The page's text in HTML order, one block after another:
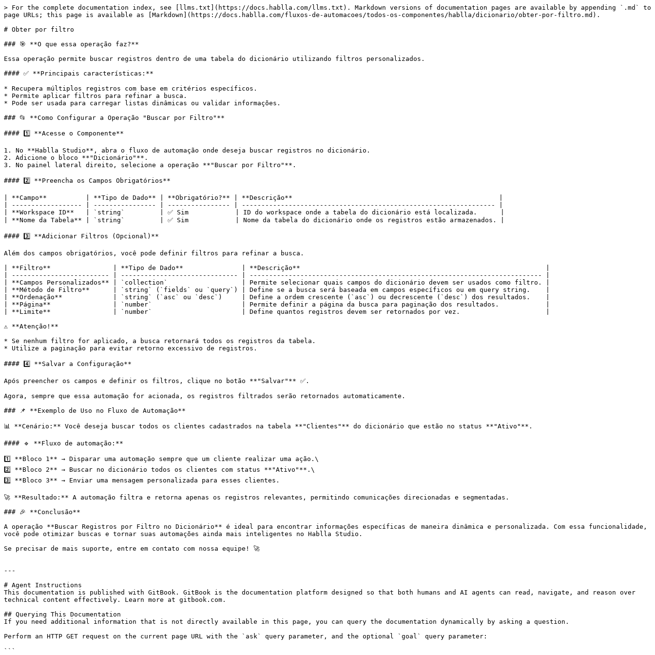
> For the complete documentation index, see [llms.txt](https://docs.hablla.com/llms.txt). Markdown versions of documentation pages are available by appending `.md` to
page URLs; this page is available as [Markdown](https://docs.hablla.com/fluxos-de-automacoes/todos-os-componentes/hablla/dicionario/obter-por-filtro.md).
# Obter por filtro
### 🎯 **O que essa operação faz?**
Essa operação permite buscar registros dentro de uma tabela do dicionário utilizando filtros personalizados.
#### ✅ **Principais características:**
* Recupera múltiplos registros com base em critérios específicos.
* Permite aplicar filtros para refinar a busca.
* Pode ser usada para carregar listas dinâmicas ou validar informações.
### 📂 **Como Configurar a Operação "Buscar por Filtro"**
#### 1️⃣ **Acesse o Componente**
1. No **Hablla Studio**, abra o fluxo de automação onde deseja buscar registros no dicionário.
2. Adicione o bloco **"Dicionário"**.
3. No painel lateral direito, selecione a operação **"Buscar por Filtro"**.
#### 2️⃣ **Preencha os Campos Obrigatórios**
| **Campo**          | **Tipo de Dado** | **Obrigatório?** | **Descrição**                                                     |
| ------------------ | ---------------- | ---------------- | ----------------------------------------------------------------- |
| **Workspace ID**   | `string`         | ✅ Sim            | ID do workspace onde a tabela do dicionário está localizada.      |
| **Nome da Tabela** | `string`         | ✅ Sim            | Nome da tabela do dicionário onde os registros estão armazenados. |
#### 3️⃣ **Adicionar Filtros (Opcional)**
Além dos campos obrigatórios, você pode definir filtros para refinar a busca.
| **Filtro**                | **Tipo de Dado**               | **Descrição**                                                               |
| ------------------------- | ------------------------------ | --------------------------------------------------------------------------- |
| **Campos Personalizados** | `collection`                   | Permite selecionar quais campos do dicionário devem ser usados como filtro. |
| **Método de Filtro**      | `string` (`fields` ou `query`) | Define se a busca será baseada em campos específicos ou em query string.    |
| **Ordenação**             | `string` (`asc` ou `desc`)     | Define a ordem crescente (`asc`) ou decrescente (`desc`) dos resultados.    |
| **Página**                | `number`                       | Permite definir a página da busca para paginação dos resultados.            |
| **Limite**                | `number`                       | Define quantos registros devem ser retornados por vez.                      |
⚠️ **Atenção!**
* Se nenhum filtro for aplicado, a busca retornará todos os registros da tabela.
* Utilize a paginação para evitar retorno excessivo de registros.
#### 4️⃣ **Salvar a Configuração**
Após preencher os campos e definir os filtros, clique no botão **"Salvar"** ✅.
Agora, sempre que essa automação for acionada, os registros filtrados serão retornados automaticamente.
### 📌 **Exemplo de Uso no Fluxo de Automação**
📊 **Cenário:** Você deseja buscar todos os clientes cadastrados na tabela **"Clientes"** do dicionário que estão no status **"Ativo"**.
#### 🔹 **Fluxo de automação:**
1️⃣ **Bloco 1** → Disparar uma automação sempre que um cliente realizar uma ação.\
2️⃣ **Bloco 2** → Buscar no dicionário todos os clientes com status **"Ativo"**.\
3️⃣ **Bloco 3** → Enviar uma mensagem personalizada para esses clientes.
🚀 **Resultado:** A automação filtra e retorna apenas os registros relevantes, permitindo comunicações direcionadas e segmentadas.
### 🎉 **Conclusão**
A operação **Buscar Registros por Filtro no Dicionário** é ideal para encontrar informações específicas de maneira dinâmica e personalizada. Com essa funcionalidade,
você pode otimizar buscas e tornar suas automações ainda mais inteligentes no Hablla Studio.
Se precisar de mais suporte, entre em contato com nossa equipe! 🚀
---
# Agent Instructions
This documentation is published with GitBook. GitBook is the documentation platform designed so that both humans and AI agents can read, navigate, and reason over
technical content effectively. Learn more at gitbook.com.
## Querying This Documentation
If you need additional information that is not directly available in this page, you can query the documentation dynamically by asking a question.
Perform an HTTP GET request on the current page URL with the `ask` query parameter, and the optional `goal` query parameter:
```